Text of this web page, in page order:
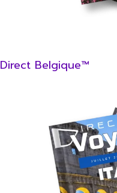
Direct Belgique™